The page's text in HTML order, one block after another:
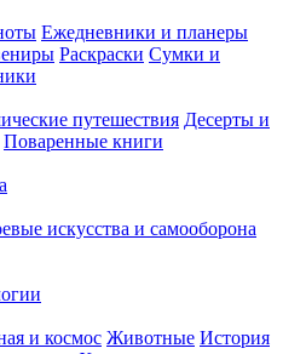
Ежедневники и планеры
Раскраски Сумки и
путешествия Десерты и
Поваренные книги
искусства и самооборона
и космос Животные История